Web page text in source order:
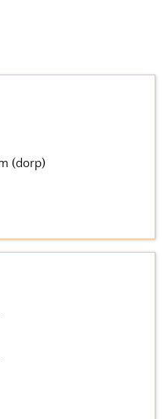
(dorp)